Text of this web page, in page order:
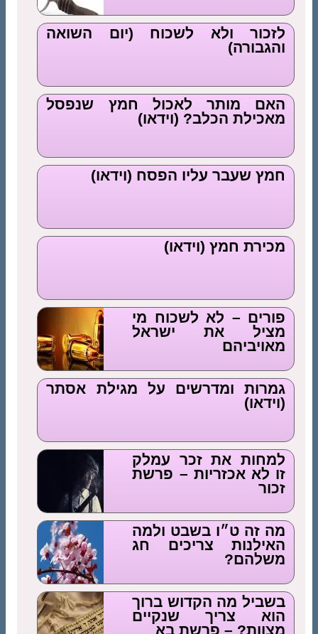
לזכור ולא לשכוח (יום השואה
והגבורה)
האם מותר לאכול חמץ שנפסל
מאכילת הכלב? (וידאו)
חמץ שעבר עליו הפסח (וידאו)
מכירת חמץ (וידאו)
פורים – לא לשכוח מי
מציל את ישראל
מאויביהם
גמרות ומדרשים על מגילת אסתר
(וידאו)
למחות את זכר עמלק
זו לא אכזריות – פרשת
זכור
מה זה ט״ו בשבט ולמה
האילנות צריכים חג
משלהם?
בשביל מה הקדוש ברוך
הוא צריך שנקיים
מצוות? – פרשת בא